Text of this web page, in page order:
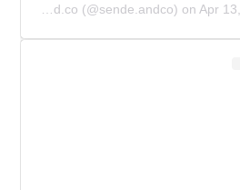
Sende.and.co (@sende.andco) on Apr